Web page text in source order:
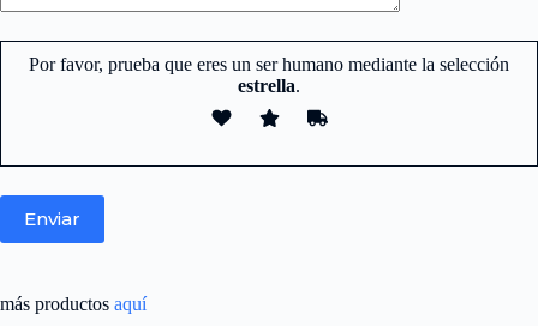
Por favor, prueba que eres un ser humano mediante la selección
estrella.
más productos aquí